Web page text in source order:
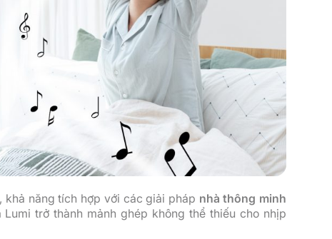
khả năng tích hợp với các giải pháp nhà thông minh
trở thành mảnh ghép không thể thiếu cho nhịp